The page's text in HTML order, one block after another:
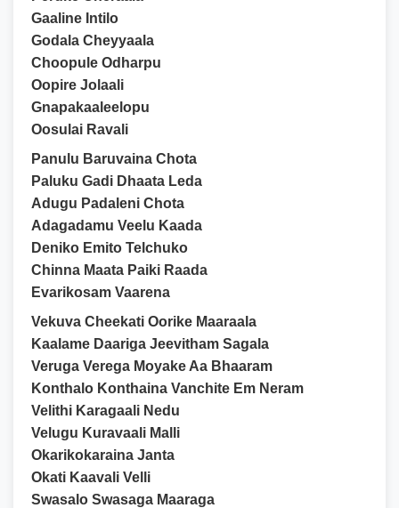
Gaaline Intilo
Godala Cheyyaala
Choopule Odharpu
Oopire Jolaali
Gnapakaaleelopu
Oosulai Ravali
Panulu Baruvaina Chota
Paluku Gadi Dhaata Leda
Adugu Padaleni Chota
Adagadamu Veelu Kaada
Deniko Emito Telchuko
Chinna Maata Paiki Raada
Evarikosam Vaarena
Vekuva Cheekati Oorike Maaraala
Kaalame Daariga Jeevitham Sagala
Veruga Verega Moyake Aa Bhaaram
Konthalo Konthaina Vanchite Em Neram
Velithi Karagaali Nedu
Velugu Kuravaali Malli
Okarikokaraina Janta
Okati Kaavali Velli
Swasalo Swasaga Maaraga